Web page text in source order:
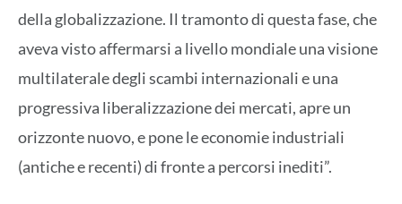
della globalizzazione. Il tramonto di questa fase, che
aveva visto affermarsi a livello mondiale una visione
multilaterale degli scambi internazionali e una
progressiva liberalizzazione dei mercati, apre un
orizzonte nuovo, e pone le economie industriali
(antiche e recenti) di fronte a percorsi inediti”.